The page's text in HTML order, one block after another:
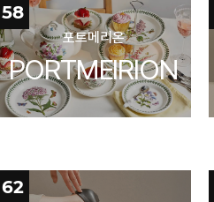
58
포트메리온
PORTMEIRION
62